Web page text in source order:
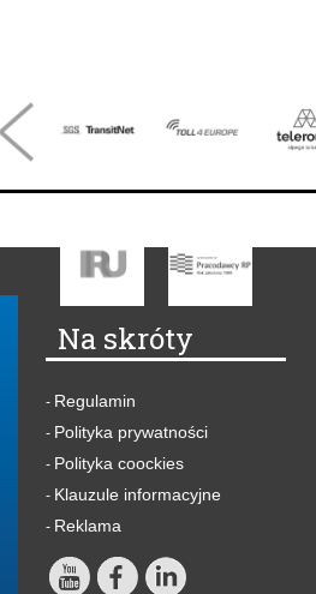
Na skróty
- Regulamin
- Polityka prywatności
- Polityka coockies
- Klauzule informacyjne
- Reklama